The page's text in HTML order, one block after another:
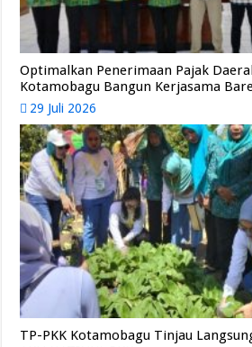
Optimalkan Penerimaan Pajak
Kotamobagu Bangun Kerjasama
29 Juli 2026
TP-PKK Kotamobagu Tinjau